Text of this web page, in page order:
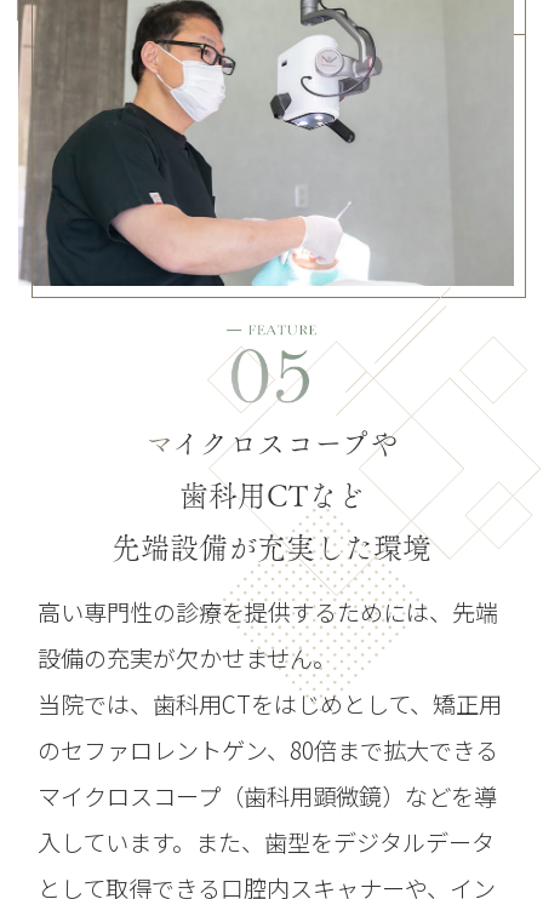
イクロスコープや
歯科用CTなど
先端設備が充実した環境
高い専門性の診療を提供するためには、先端
設備の充実が欠かせません。
当院では、歯科用CTをはじめとして、矯正用
のセファロレントゲン、80倍まで拡大できる
マイクロスコープ（歯科用顕微鏡）などを導
入しています。また、歯型をデジタルデータ